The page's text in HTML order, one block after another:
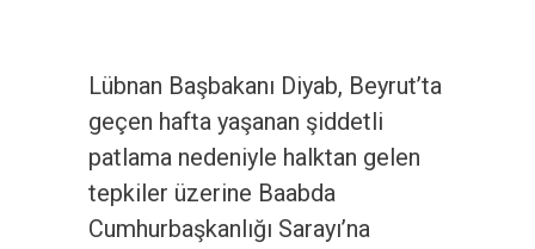
Lübnan Başbakanı Diyab, Beyrut’ta
geçen hafta yaşanan şiddetli
patlama nedeniyle halktan gelen
tepkiler üzerine Baabda
Cumhurbaşkanlığı Sarayı’na